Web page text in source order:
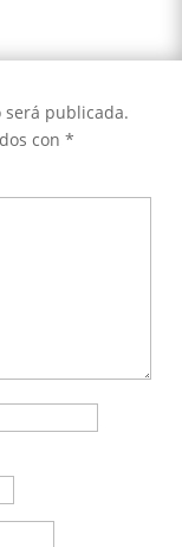
publicada.
con *